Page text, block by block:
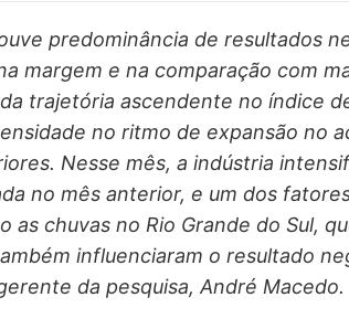
predominância de resultados
margem e na comparação com
trajetória ascendente no índice
no ritmo de expansão no
Nesse mês, a indústria
no mês anterior, e um dos
as chuvas no Rio Grande do Sul,
influenciaram o resultado
da pesquisa, André Macedo.